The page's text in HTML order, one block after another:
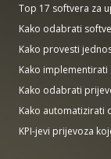
Top 17 softvera za
Kako odabrati
Kako provesti
Kako
Kako odabrati
Kako automatizirati
KPI-jevi prijevoza